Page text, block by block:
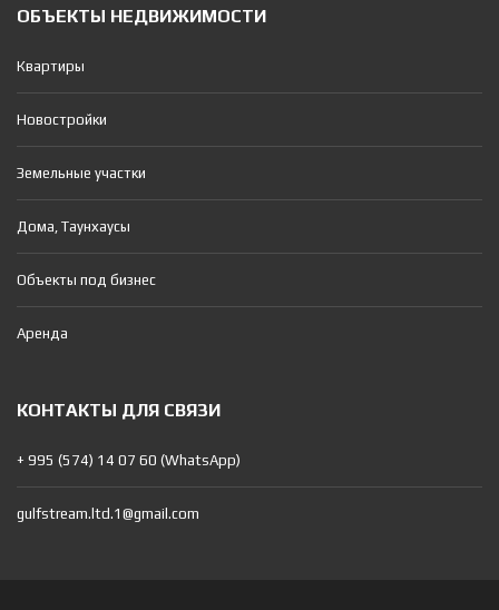
ОБЪЕКТЫ НЕДВИЖИМОСТИ
Квартиры
Новостройки
Земельные участки
Дома, Таунхаусы
Объекты под бизнес
Аренда
КОНТАКТЫ ДЛЯ СВЯЗИ
+ 995 (574) 14 07 60 (WhatsApp)
gulfstream.ltd.1@gmail.com